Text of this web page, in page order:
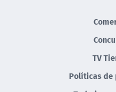
TV
Políticas